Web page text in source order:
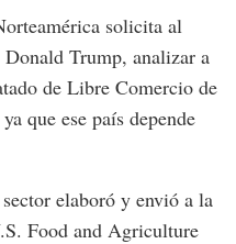
solicita al
Trump, analizar a
de Libre Comercio de
que ese país depende
elaboró y envió a la
Food and Agriculture